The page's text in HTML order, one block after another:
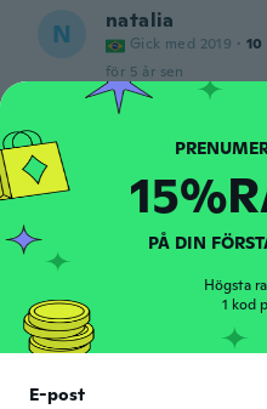
N natalia
Gick med 2019 · 10
för 5 år sen
T
för 5 år sen
T Gick med 2018 · 91
Make a cute
PÅ DIN
Högsta
1 kod
E-post